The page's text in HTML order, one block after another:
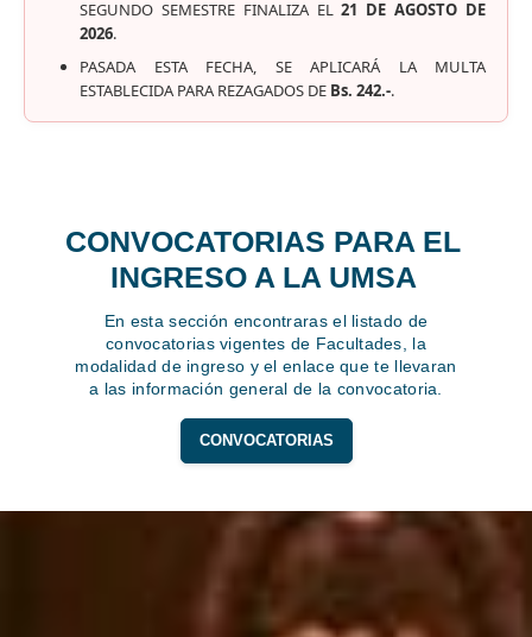
SEGUNDO SEMESTRE FINALIZA EL21 DE AGOSTO DE
2026.
PASADA ESTA FECHA, SE APLICARÁ LA MULTA
ESTABLECIDA PARA REZAGADOS DE Bs. 242.-.
CONVOCATORIAS PARA EL
INGRESO A LA UMSA
En esta sección encontraras el listado de
convocatorias vigentes de Facultades, la
modalidad de ingreso y el enlace que te llevaran
a las información general de la convocatoria.
CONVOCATORIAS